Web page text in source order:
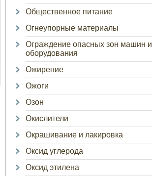
Общественное питание
Огнеупорные материалы
Ограждение опасных зон машин и
оборудования
Ожирение
Ожоги
Озон
Окислители
Окрашивание и лакировка
Оксид углерода
Оксид этилена